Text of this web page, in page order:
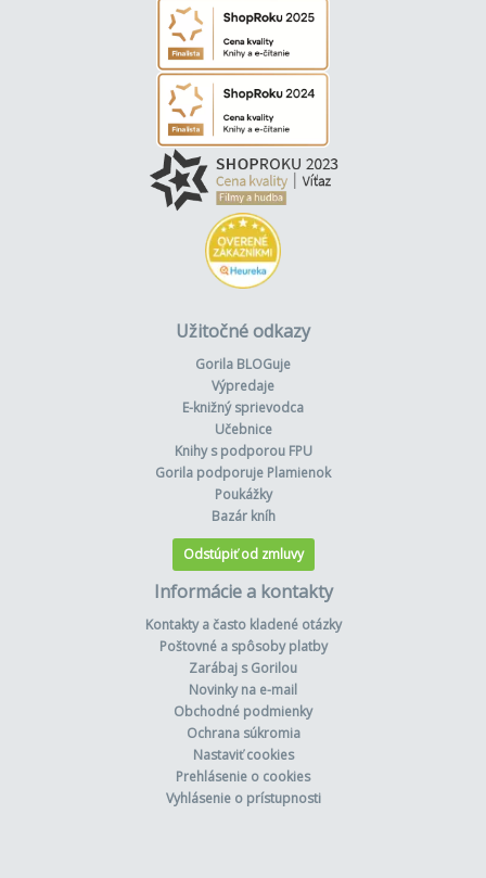
Užitočné odkazy
Gorila BLOGuje
Výpredaje
E-knižný sprievodca
Učebnice
Knihy s podporou FPU
Gorila podporuje Plamienok
Poukážky
Bazár kníh
Odstúpiť od zmluvy
Informácie a kontakty
Kontakty a často kladené otázky
Poštovné a spôsoby platby
Zarábaj s Gorilou
Novinky na e-mail
Obchodné podmienky
Ochrana súkromia
Nastaviť cookies
Prehlásenie o cookies
Vyhlásenie o prístupnosti